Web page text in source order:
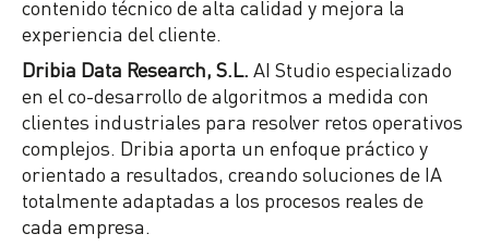
contenido técnico de alta calidad y mejora la
experiencia del cliente.
Dribia Data Research, S.L.
AI Studio especializado
en el co-desarrollo de algoritmos a medida con
clientes industriales para resolver retos operativos
complejos. Dribia aporta un enfoque práctico y
orientado a resultados, creando soluciones de IA
totalmente adaptadas a los procesos reales de
cada empresa.